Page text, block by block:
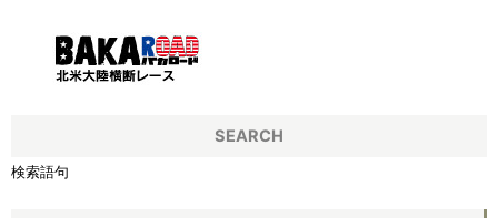
SEARCH
検索語句